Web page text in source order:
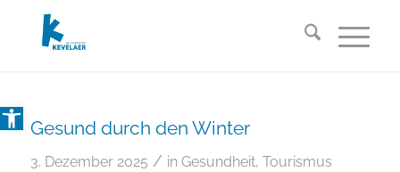
Open toolbar
Gesund durch den Winter
3. Dezember 2025 / in Gesundheit, Tourismus